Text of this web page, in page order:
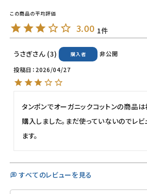
コラム・スタッフのおすすめ
ご利用ガイド等
ようこそ ゲスト 様
3.00 1
うさぎ 3 購入者
非公開
投稿日
2026/04/27
タンポンでオーガニックコットンの商品
購入しました。まだ使っていないのでレ
ます。
すべてのレビューを見る